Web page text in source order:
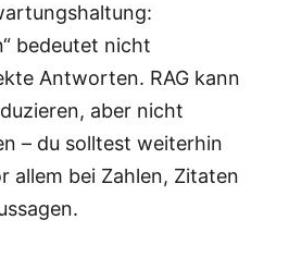
bedeutet nicht
Antworten. RAG kann
aber nicht
– du solltest weiterhin
allem bei Zahlen, Zitaten